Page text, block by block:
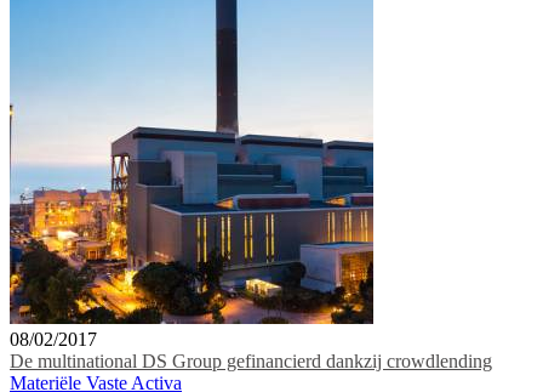
08/02/2017
De multinational DS Group gefinancierd dankzij crowdlending
Materiële Vaste Activa